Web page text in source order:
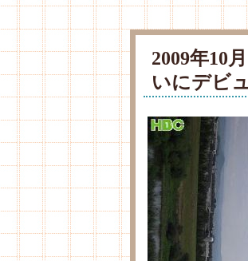
2009年
いにデビ